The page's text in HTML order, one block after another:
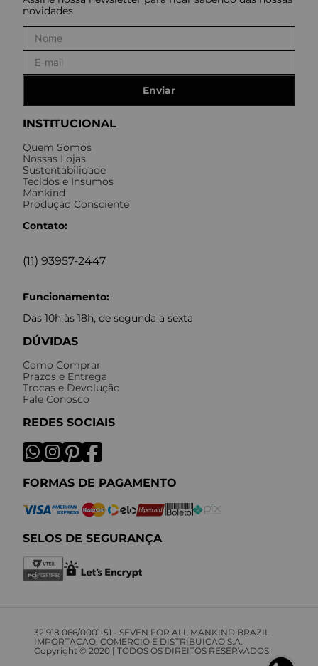
INSTITUCIONAL
Quem Somos
Nossas Lojas
Sustentabilidade
Tecidos e Insumos
Mankind
Produção Consciente
Contato:
(11) 93957-2447
Funcionamento:
Das 10h às 18h, de segunda a sexta
DÚVIDAS
Como Comprar
Prazos e Entrega
Trocas e Devolução
Fale Conosco
REDES SOCIAIS
FORMAS DE PAGAMENTO
SELOS DE SEGURANÇA
novidades
Enviar
32.918.066/0001-51 - SEVEN FOR ALL MANKIND BRAZIL
IMPORTACAO, COMERCIO E DISTRIBUICAO S.A.
Copyright © 2020 | TODOS OS DIREITOS RESERVADOS.